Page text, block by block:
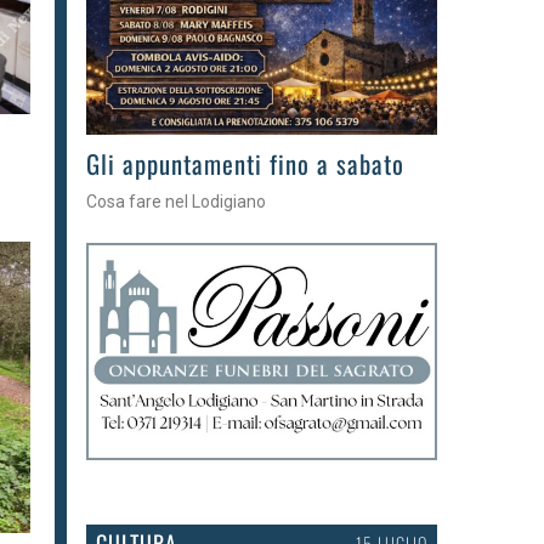
Gli eventi della settimana
Tra torte, cinema e musica live